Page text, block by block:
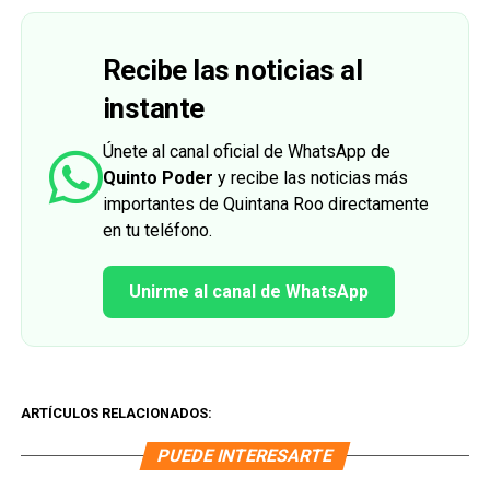
Recibe las noticias al
instante
Únete al canal oficial de WhatsApp de
Quinto Poder y recibe las noticias más
importantes de Quintana Roo directamente
en tu teléfono.
Unirme al canal de WhatsApp
ARTÍCULOS RELACIONADOS:
PUEDE INTERESARTE